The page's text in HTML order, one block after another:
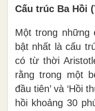
Cấu trúc Ba Hồi
Một trong những
bật nhất là cấu
có từ thời
rằng trong một
đầu tiên’ và ‘Hồi
hồi khoảng 30